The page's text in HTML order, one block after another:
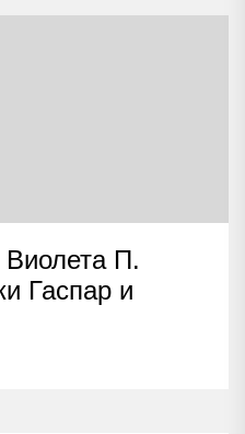
П.
Гаспар и